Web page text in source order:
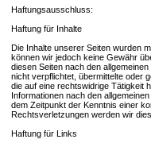
Haftungsausschluss:
Haftung für Inhalte
Die Inhalte unserer Seiten wurden
können wir jedoch keine Gewähr
diesen Seiten nach den
nicht verpflichtet, übermittelte oder
die auf eine rechtswidrige Tätigkeit
Informationen nach den
dem Zeitpunkt der Kenntnis einer
Rechtsverletzungen werden wir
Haftung für Links